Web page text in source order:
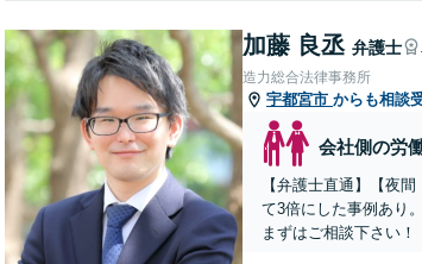
加藤 良丞 弁護士
造力総合法律事務所
宇都宮市 からも相談
会社側の労
【弁護士直通】【夜
て3倍にした事例あり
まずはご相談下さい！